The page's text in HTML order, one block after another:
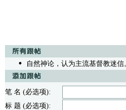
自然神论，认为主流基督教迷
笔 名 (必选项):
标 题 (必选项):